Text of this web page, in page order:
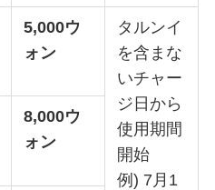
5,000ウ
ォン
タルンイ
を含まな
いチャー
ジ日から
使用期間
開始
例) 7月1
8,000ウ
ォン